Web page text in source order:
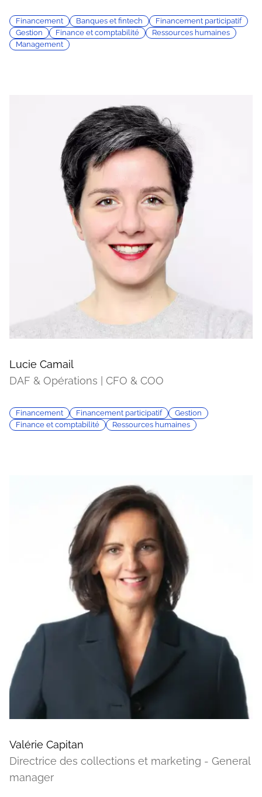
Financement Banques et fintech
Financement participatif
Gestion
Finance et comptabilité
Ressources humaines
Management
Lucie Camail
DAF & Opérations | CFO & COO
Financement Financement participatif
Gestion
Finance et comptabilité
Ressources humaines
Valérie Capitan
Directrice des collections et marketing - General
manager